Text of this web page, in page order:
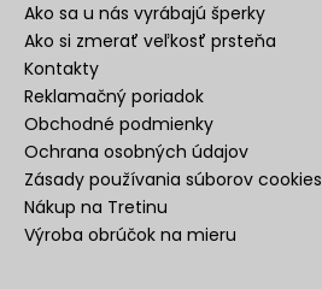
Ako sa u nás vyrábajú šperky
Ako si zmerať veľkosť prsteňa
Kontakty
Reklamačný poriadok
Obchodné podmienky
Ochrana osobných údajov
Zásady používania súborov cookies
Nákup na Tretinu
Výroba obrúčok na mieru